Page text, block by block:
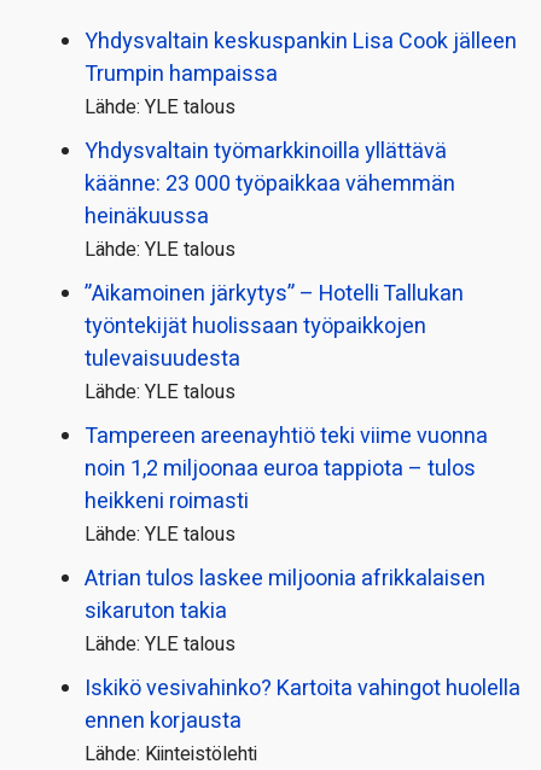
Yhdysvaltain keskuspankin Lisa Cook jälleen
Trumpin hampaissa
Lähde: YLE talous
Yhdysvaltain työmarkkinoilla yllättävä
käänne: 23 000 työpaikkaa vähemmän
heinäkuussa
Lähde: YLE talous
”Aikamoinen järkytys” – Hotelli Tallukan
työntekijät huolissaan työpaikkojen
tulevaisuudesta
Lähde: YLE talous
Tampereen areenayhtiö teki viime vuonna
noin 1,2 miljoonaa euroa tappiota – tulos
heikkeni roimasti
Lähde: YLE talous
Atrian tulos laskee miljoonia afrikkalaisen
sikaruton takia
Lähde: YLE talous
Iskikö vesivahinko? Kartoita vahingot huolella
ennen korjausta
Lähde: Kiinteistölehti